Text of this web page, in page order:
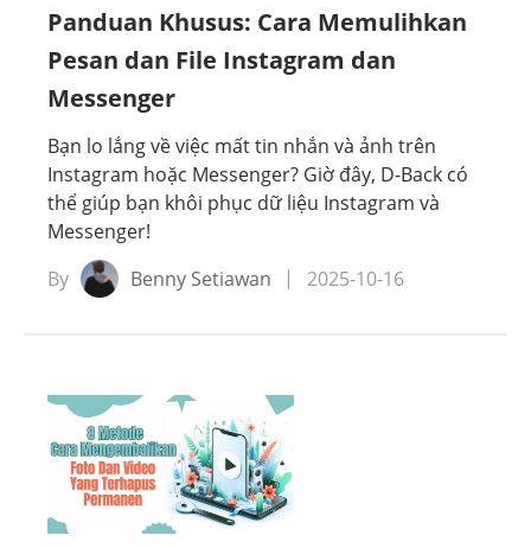
Panduan Khusus: Cara Memulihkan
Pesan dan File Instagram dan
Messenger
Bạn lo lắng về việc mất tin nhắn và ảnh trên
Instagram hoặc Messenger? Giờ đây, D-Back có
thể giúp bạn khôi phục dữ liệu Instagram và
Messenger!
By
Benny Setiawan 2025-10-16